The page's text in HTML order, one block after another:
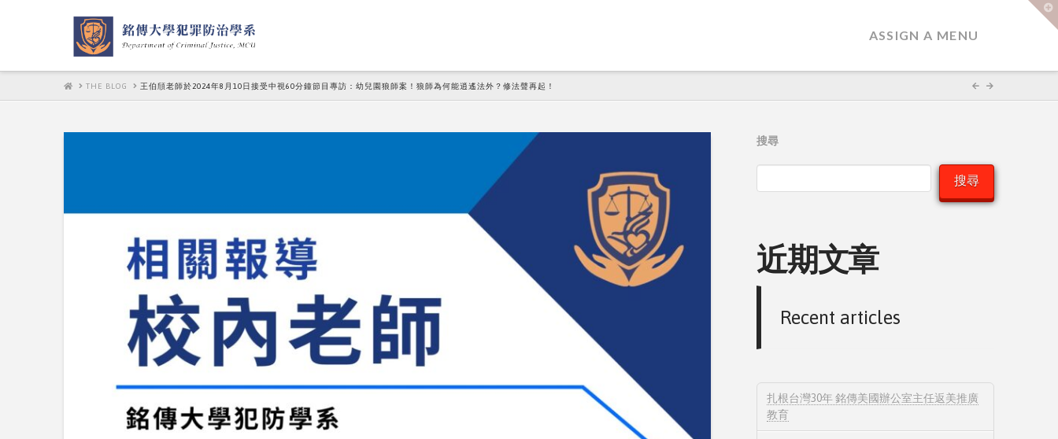
ASSIGN A MENU
HOMETHE BLOG 王伯頎老師於2024年8月10日接受中視60分鐘節目專訪：幼兒園狼師案！狼師為何能逍遙法外？修法聲再起！
搜尋
搜尋
近期文章
Recent articles
扎根台灣30年 銘傳美國辦公室主任返美推廣
教育